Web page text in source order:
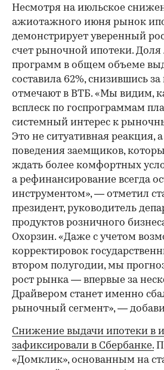
Несмотря на июльское
ажиотажного июня рынок
демонстрирует уверенный
счет рыночной ипотеки. Доля
программ в общем объеме
составила 62%, снизившись за
отмечают в ВТБ. «Мы видим,
всплеск по госпрограммам
системный интерес к
Это не ситуативная реакция,
поведения заемщиков,
ждать более комфортных
а рефинансирование всегда
инструментом», — отметил
президент, руководитель
продуктов розничного
Охорзин. «Даже с учетом
корректировок
втором полугодии, мы
рост рынка — впервые за
Драйвером станет именно
рыночный сегмент», —
Снижение выдачи ипотеки в
зафиксировали в Сбербанке.
«Домклик», основанным на